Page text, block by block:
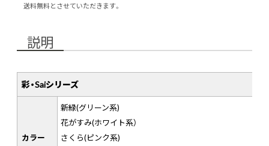
送料無料とさせていただきます。
説明
彩・Saiシリーズ
カラー
新緑(グリーン系)
花がすみ(ホワイト系）
さくら(ピンク系)